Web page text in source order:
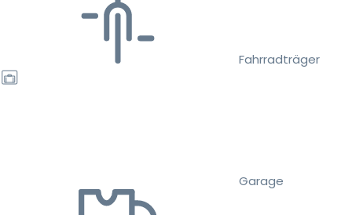
Fahrradträger
Garage